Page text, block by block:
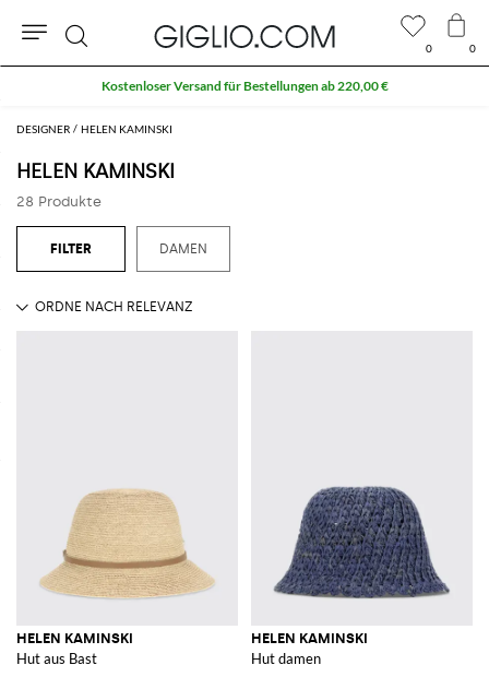
DESIGNER HELEN KAMINSKI
HELEN KAMINSKI
28 Produkte
DAMEN
HELEN KAMINSKI
Hut aus Bast
HELEN KAMINSKI
Hut damen
0 0
Suche